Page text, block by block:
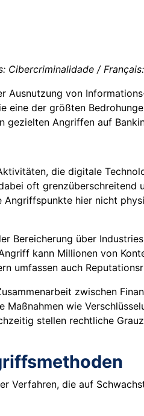
Cibercriminalidade /
Ausnutzung von
eine der größten
Angriffen auf
die digitale
oft
hier nicht
Bereicherung über
kann Millionen von
umfassen auch
zwischen
wie
stellen rechtliche
Verfahren, die auf